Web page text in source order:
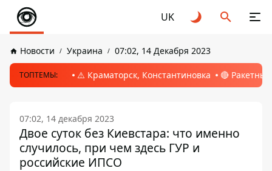
UK
Новости Украина 07:02, 14 Декабря 2023
ТОПТЕМЫ: ⚠️ Краматорск, Константиновка 🔴
07:02, 14 декабря 2023
Двое суток без Киевстара: что именно
случилось, при чем здесь ГУР и
российские ИПСО